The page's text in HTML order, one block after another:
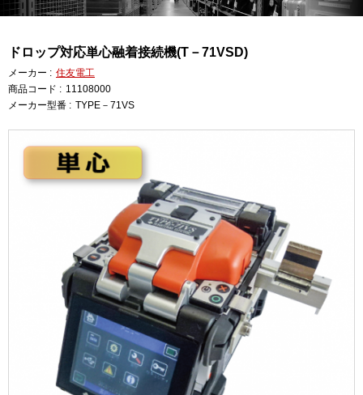
ドロップ対応単心融着接続機(T－71VSD)
メーカー : 住友電工
商品コード : 11108000
メーカー型番 : TYPE－71VS